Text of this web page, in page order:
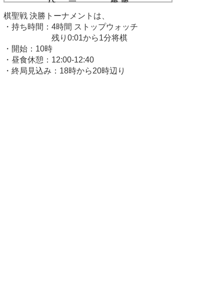
棋聖戦 決勝トーナメントは、
・持ち時間：4時間 ストップウォッチ
残り0:01から1分将棋
・開始：10時
・昼食休憩：12:00-12:40
・終局見込み：18時から20時辺り